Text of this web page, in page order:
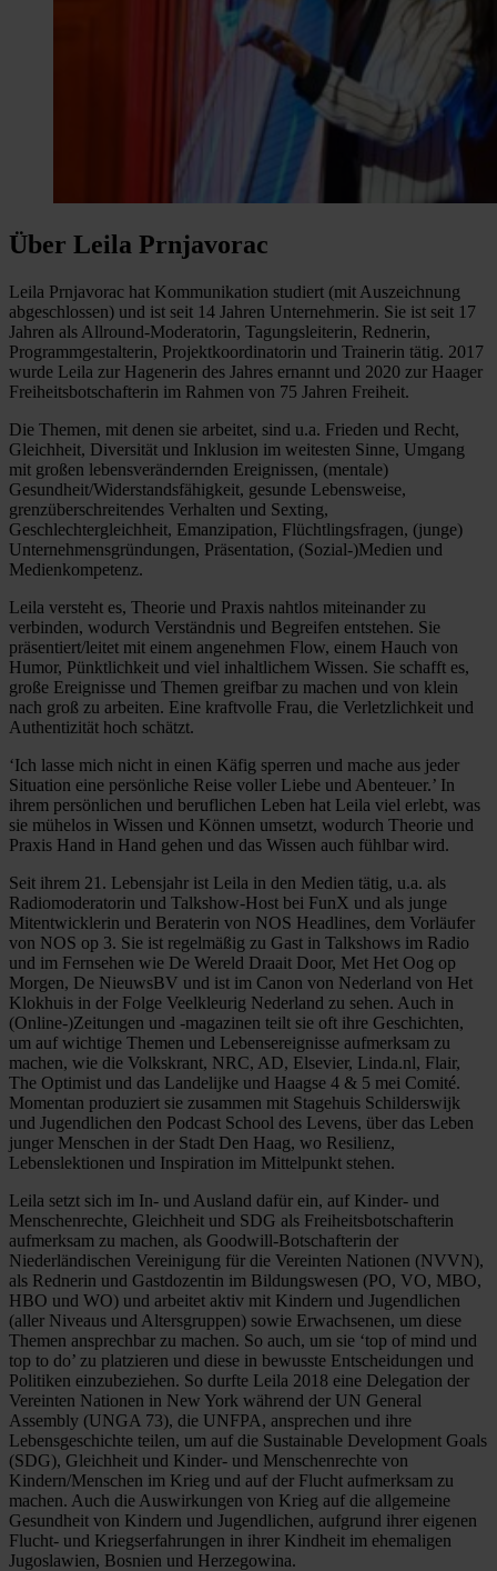
Über Leila Prnjavorac
Leila Prnjavorac hat Kommunikation studiert (mit Auszeichnung
abgeschlossen) und ist seit 14 Jahren Unternehmerin. Sie ist seit 17
Jahren als Allround-Moderatorin, Tagungsleiterin, Rednerin,
Programmgestalterin, Projektkoordinatorin und Trainerin tätig. 2017
wurde Leila zur Hagenerin des Jahres ernannt und 2020 zur Haager
Freiheitsbotschafterin im Rahmen von 75 Jahren Freiheit.
Die Themen, mit denen sie arbeitet, sind u.a. Frieden und Recht,
Gleichheit, Diversität und Inklusion im weitesten Sinne, Umgang
mit großen lebensverändernden Ereignissen, (mentale)
Gesundheit/Widerstandsfähigkeit, gesunde Lebensweise,
grenzüberschreitendes Verhalten und Sexting,
Geschlechtergleichheit, Emanzipation, Flüchtlingsfragen, (junge)
Unternehmensgründungen, Präsentation, (Sozial-)Medien und
Medienkompetenz.
Leila versteht es, Theorie und Praxis nahtlos miteinander zu
verbinden, wodurch Verständnis und Begreifen entstehen. Sie
präsentiert/leitet mit einem angenehmen Flow, einem Hauch von
Humor, Pünktlichkeit und viel inhaltlichem Wissen. Sie schafft es,
große Ereignisse und Themen greifbar zu machen und von klein
nach groß zu arbeiten. Eine kraftvolle Frau, die Verletzlichkeit und
Authentizität hoch schätzt.
‘Ich lasse mich nicht in einen Käfig sperren und mache aus jeder
Situation eine persönliche Reise voller Liebe und Abenteuer.’ In
ihrem persönlichen und beruflichen Leben hat Leila viel erlebt, was
sie mühelos in Wissen und Können umsetzt, wodurch Theorie und
Praxis Hand in Hand gehen und das Wissen auch fühlbar wird.
Seit ihrem 21. Lebensjahr ist Leila in den Medien tätig, u.a. als
Radiomoderatorin und Talkshow-Host bei FunX und als junge
Mitentwicklerin und Beraterin von NOS Headlines, dem Vorläufer
von NOS op 3. Sie ist regelmäßig zu Gast in Talkshows im Radio
und im Fernsehen wie De Wereld Draait Door, Met Het Oog op
Morgen, De NieuwsBV und ist im Canon von Nederland von Het
Klokhuis in der Folge Veelkleurig Nederland zu sehen. Auch in
(Online-)Zeitungen und -magazinen teilt sie oft ihre Geschichten,
um auf wichtige Themen und Lebensereignisse aufmerksam zu
machen, wie die Volkskrant, NRC, AD, Elsevier, Linda.nl, Flair,
The Optimist und das Landelijke und Haagse 4 & 5 mei Comité.
Momentan produziert sie zusammen mit Stagehuis Schilderswijk
und Jugendlichen den Podcast School des Levens, über das Leben
junger Menschen in der Stadt Den Haag, wo Resilienz,
Lebenslektionen und Inspiration im Mittelpunkt stehen.
Leila setzt sich im In- und Ausland dafür ein, auf Kinder- und
Menschenrechte, Gleichheit und SDG als Freiheitsbotschafterin
aufmerksam zu machen, als Goodwill-Botschafterin der
Niederländischen Vereinigung für die Vereinten Nationen (NVVN),
als Rednerin und Gastdozentin im Bildungswesen (PO, VO, MBO,
HBO und WO) und arbeitet aktiv mit Kindern und Jugendlichen
(aller Niveaus und Altersgruppen) sowie Erwachsenen, um diese
Themen ansprechbar zu machen. So auch, um sie ‘top of mind und
top to do’ zu platzieren und diese in bewusste Entscheidungen und
Politiken einzubeziehen. So durfte Leila 2018 eine Delegation der
Vereinten Nationen in New York während der UN General
Assembly (UNGA 73), die UNFPA, ansprechen und ihre
Lebensgeschichte teilen, um auf die Sustainable Development Goals
(SDG), Gleichheit und Kinder- und Menschenrechte von
Kindern/Menschen im Krieg und auf der Flucht aufmerksam zu
machen. Auch die Auswirkungen von Krieg auf die allgemeine
Gesundheit von Kindern und Jugendlichen, aufgrund ihrer eigenen
Flucht- und Kriegserfahrungen in ihrer Kindheit im ehemaligen
Jugoslawien, Bosnien und Herzegowina.